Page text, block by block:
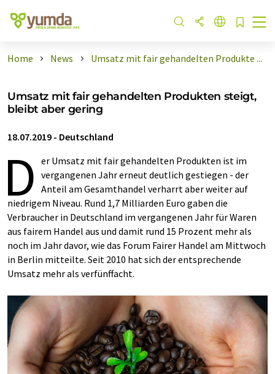
Home News Umsatz mit fair gehandelten Produkte ...
Umsatz mit fair gehandelten Produkten steigt,
bleibt aber gering
18.07.2019 - Deutschland
D er Umsatz mit fair gehandelten Produkten ist im
vergangenen Jahr erneut deutlich gestiegen - der
Anteil am Gesamthandel verharrt aber weiter auf
niedrigem Niveau. Rund 1,7 Milliarden Euro gaben die
Verbraucher in Deutschland im vergangenen Jahr für Waren
aus fairem Handel aus und damit rund 15 Prozent mehr als
noch im Jahr davor, wie das Forum Fairer Handel am Mittwoch
in Berlin mitteilte. Seit 2010 hat sich der entsprechende
Umsatz mehr als verfünffacht.